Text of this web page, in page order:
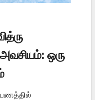
ஒரு